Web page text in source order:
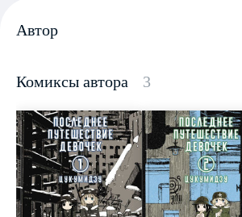
Автор
Комиксы автора 3